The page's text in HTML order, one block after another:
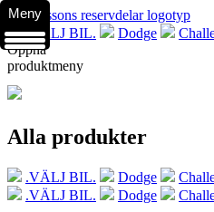
.VÄLJ BIL. Dodge
Öppna
produktmeny
Alla produkter
.VÄLJ BIL. Dodge
.VÄLJ BIL.
Dodge
Meny